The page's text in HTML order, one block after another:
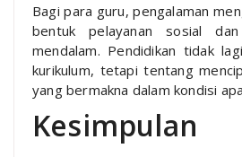
Bagi para guru, pengalaman
bentuk pelayanan sosial
mendalam. Pendidikan tidak
kurikulum, tetapi tentang
yang bermakna dalam kondisi
Kesimpulan